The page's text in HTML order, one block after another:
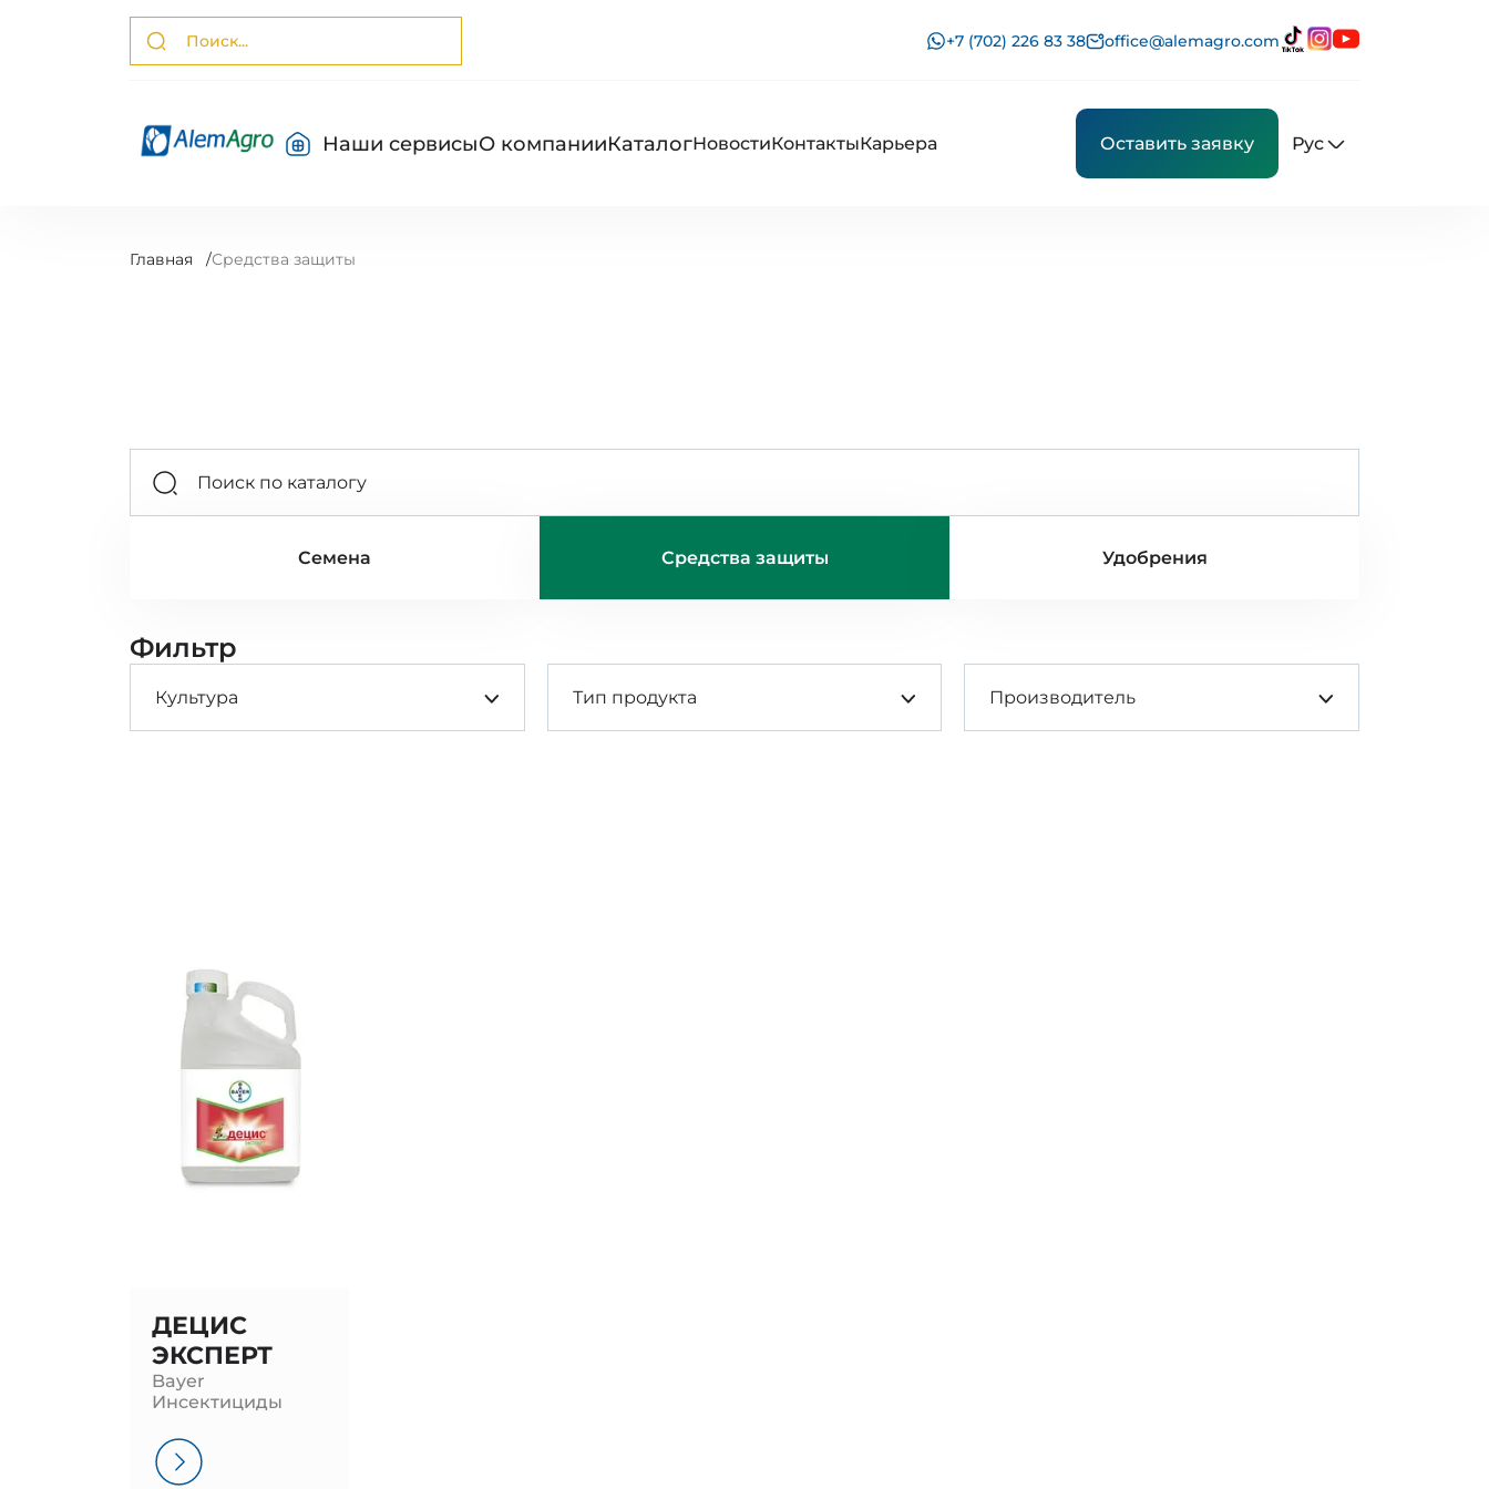
+7 (702) 226 83 38 office@alemagro.com
Наши сервисыО компанииКаталогНовостиКонтактыКарьера Оставить заявку Рус
Главная /Средства защиты
Семена Средства защиты Удобрения
Фильтр
Культура Тип продукта Производитель
ДЕЦИС
ЭКСПЕРТ
Bayer
Инсектициды